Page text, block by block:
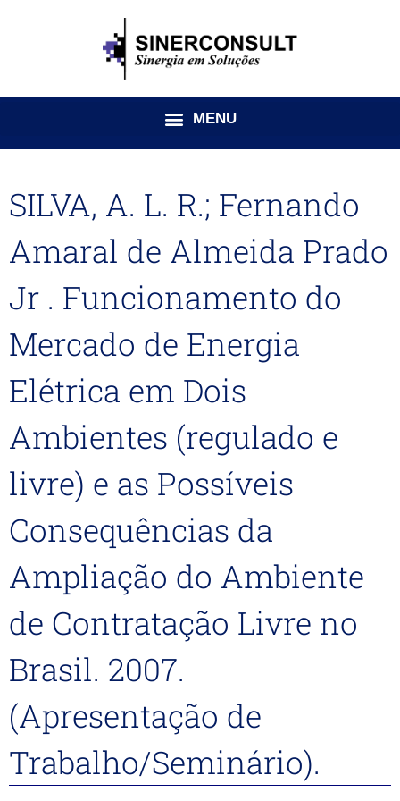
SILVA, A. L. R.; Fernando
Amaral de Almeida Prado
Jr . Funcionamento do
Mercado de Energia
Elétrica em Dois
Ambientes (regulado e
livre) e as Possíveis
Consequências da
Ampliação do Ambiente
de Contratação Livre no
Brasil. 2007.
(Apresentação de
Trabalho/Seminário).